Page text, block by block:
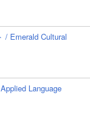
/ Emerald Cultural
Language